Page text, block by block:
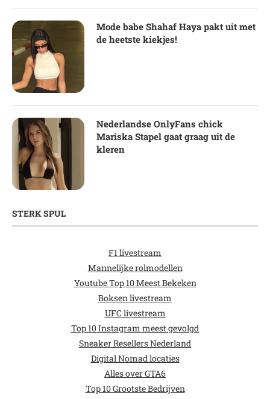
Mode babe Shahaf Haya pakt uit met
de heetste kiekjes!
Nederlandse OnlyFans chick
Mariska Stapel gaat graag uit de
kleren
STERK SPUL
F1 livestream
Mannelijke rolmodellen
Youtube Top 10 Meest Bekeken
Boksen livestream
UFC livestream
Top 10 Instagram meest gevolgd
Sneaker Resellers Nederland
Digital Nomad locaties
Alles over GTA6
Top 10 Grootste Bedrijven